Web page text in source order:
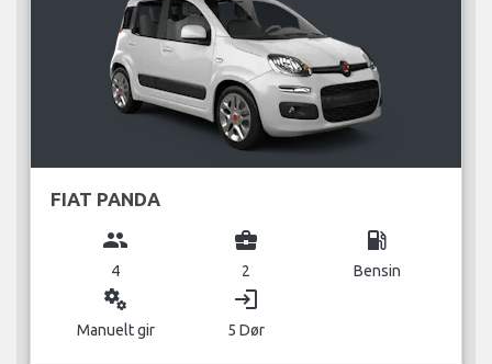
FIAT PANDA
group
4
business_center
2
local_gas_station
Bensin
miscellaneous_services
Manuelt gir
login
5 Dør